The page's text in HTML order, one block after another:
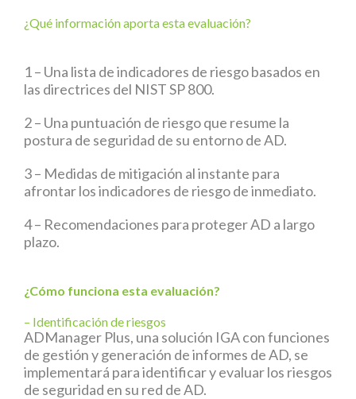
¿Qué información aporta esta evaluación?
1 – Una lista de indicadores de riesgo basados en
las directrices del NIST SP 800.
2 – Una puntuación de riesgo que resume la
postura de seguridad de su entorno de AD.
3 – Medidas de mitigación al instante para
afrontar los indicadores de riesgo de inmediato.
4 – Recomendaciones para proteger AD a largo
plazo.
¿Cómo funciona esta evaluación?
– Identificación de riesgos
ADManager Plus, una solución IGA con funciones
de gestión y generación de informes de AD, se
implementará para identificar y evaluar los riesgos
de seguridad en su red de AD.